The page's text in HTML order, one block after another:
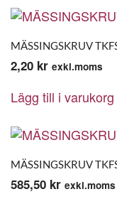
MÄSSINGSKRUV
2,20 kr exkl.moms
Lägg till i varukorg
MÄSSINGSKRUV
585,50 kr exkl.moms